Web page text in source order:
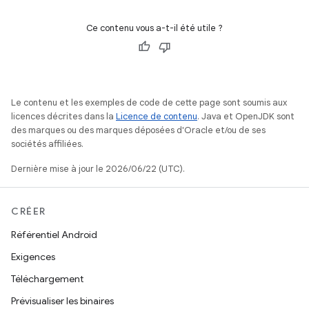
Ce contenu vous a-t-il été utile ?
Le contenu et les exemples de code de cette page sont soumis aux
licences décrites dans la Licence de contenu. Java et OpenJDK sont
des marques ou des marques déposées d'Oracle et/ou de ses
sociétés affiliées.
Dernière mise à jour le 2026/06/22 (UTC).
CRÉER
Référentiel Android
Exigences
Téléchargement
Prévisualiser les binaires